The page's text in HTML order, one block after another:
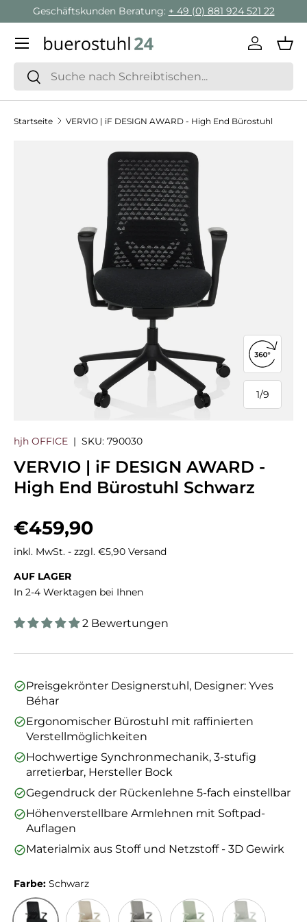
Direkt zum Inhalt
Geschäftskunden Beratung: + 49 (0) 881 924 521 22
Suchen
Suchen
Menü
Startseite VERVIO | iF DESIGN AWARD - High End Bürostuhl
Zu Produktinformationen springen
1/
von
9
360°-
hjh OFFICE | SKU: 790030
VERVIO | iF DESIGN AWARD -
High End Bürostuhl Schwarz
Normaler Preis
€459,90
inkl. MwSt. - zzgl. €5,90 Versand
AUF LAGER
In 2-4 Werktagen bei Ihnen
2 Bewertungen
Preisgekrönter Designerstuhl, Designer: Yves
Béhar
Ergonomischer Bürostuhl mit raffinierten
Verstellmöglichkeiten
Hochwertige Synchronmechanik, 3-stufig
arretierbar, Hersteller Bock
Gegendruck der Rückenlehne 5-fach einstellbar
Höhenverstellbare Armlehnen mit Softpad-
Auflagen
Materialmix aus Stoff und Netzstoff - 3D Gewirk
Farbe: Schwarz